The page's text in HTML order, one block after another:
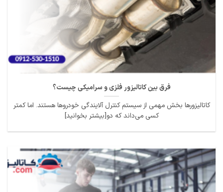
فرق بین کاتالیزور فلزی و سرامیکی چیست؟
کاتالیزورها بخش مهمی از سیستم کنترل آلایندگی خودروها هستند. اما کمتر
کسی می‌داند که دو[بیشتر بخوانید]